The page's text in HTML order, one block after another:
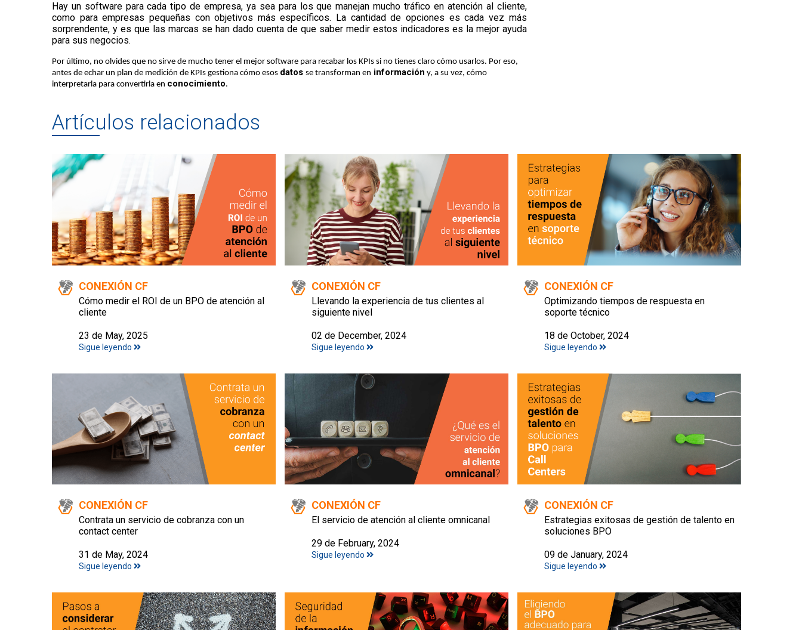
Hay un software para cada tipo de empresa, ya sea para los que manejan mucho tráfico en atención al cliente,
como para empresas pequeñas con objetivos más específicos. La cantidad de opciones es cada vez más
sorprendente, y es que las marcas se han dado cuenta de que saber medir estos indicadores es la mejor ayuda
para sus negocios.
Por último, no olvides que no sirve de mucho tener el mejor software para recabar los KPIs si no tienes claro cómo usarlos. Por eso,
antes de echar un plan de medición de KPIs gestiona cómo esos datos se transforman en información y, a su vez, cómo
interpretarla para convertirla en conocimiento.
Artículos relacionados
CONEXIÓN CF
Cómo medir el ROI de un BPO de atención al
cliente
23 de May, 2025
Sigue leyendo
CONEXIÓN CF
Llevando la experiencia de tus clientes al
siguiente nivel
02 de December, 2024
Sigue leyendo
CONEXIÓN CF
Optimizando tiempos de respuesta en
soporte técnico
18 de October, 2024
Sigue leyendo
CONEXIÓN CF
Contrata un servicio de cobranza con un
contact center
31 de May, 2024
Sigue leyendo
CONEXIÓN CF
El servicio de atención al cliente omnicanal
29 de February, 2024
Sigue leyendo
CONEXIÓN CF
Estrategias exitosas de gestión de talento en
soluciones BPO
09 de January, 2024
Sigue leyendo